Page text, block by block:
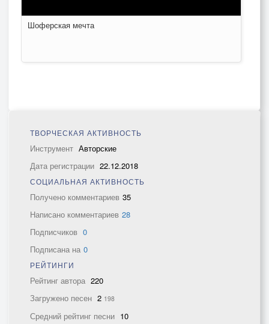
Шоферская мечта
ТВОРЧЕСКАЯ АКТИВНОСТЬ
Инструмент Авторские
Дата регистрации 22.12.2018
СОЦИАЛЬНАЯ АКТИВНОСТЬ
Получено комментариев 35
Написано комментариев 28
Подписчиков 0
Подписана на 0
РЕЙТИНГИ
Рейтинг автора 220
Загружено песен 2 198
Средний рейтинг песни 10